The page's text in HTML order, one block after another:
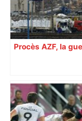
Procès AZF, la